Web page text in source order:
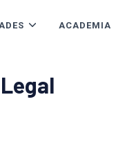
ACADEMIA